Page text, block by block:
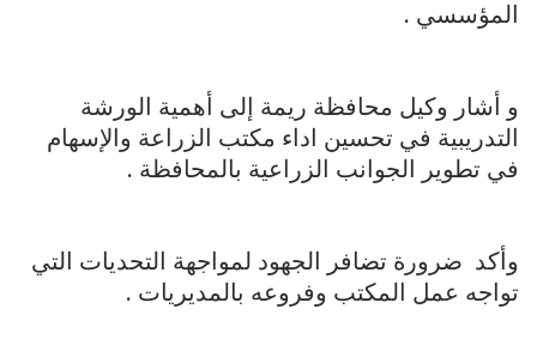
المؤسسي .
و أشار وكيل محافظة ريمة إلى أهمية الورشة
التدريبية في تحسين اداء مكتب الزراعة والإسهام
في تطوير الجوانب الزراعية بالمحافظة .
وأكد ضرورة تضافر الجهود لمواجهة التحديات التي
تواجه عمل المكتب وفروعه بالمديريات .